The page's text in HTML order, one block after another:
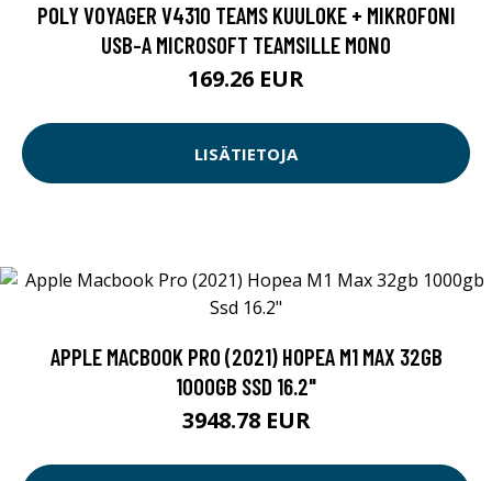
POLY VOYAGER V4310 TEAMS KUULOKE + MIKROFONI
USB-A MICROSOFT TEAMSILLE MONO
169.26 EUR
LISÄTIETOJA
APPLE MACBOOK PRO (2021) HOPEA M1 MAX 32GB
1000GB SSD 16.2"
3948.78 EUR